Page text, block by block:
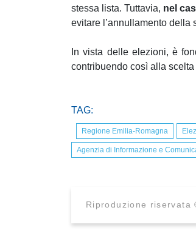
stessa lista. Tuttavia, nel
evitare l’annullamento della
In vista delle elezioni, è
contribuendo così alla
TAG:
Regione Emilia-Romagna
Agenzia di Informazione e
Riproduzione riservata